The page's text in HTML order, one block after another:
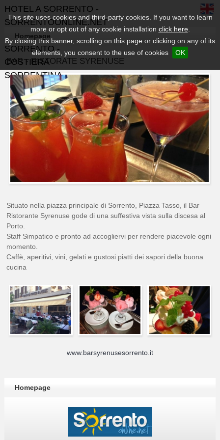
This site uses cookies and third-party cookies. If you want to learn
more or opt out of any cookie installation click here.
By closing this banner, scrolling on this page or clicking on any of its
elements, you consent to the use of cookies
OK
HOTEL A SORRENTO -
SORRENTOONLINE.NET
- GUIDA TURISTICA DI
SORRENTO -
COSTIERA
SORRENTINA
Homepage
BAR - RISTORATE SYRENUSE
Situato nella piazza principale di Sorrento, Piazza Tasso, il Bar
Ristorante Syrenuse gode di una suffestiva vista sulla discesa al
Porto.
Staff Simpatico e pronto ad accogliervi per rendere piacevole ogni
momento.
Caffè, aperitivi, vini, gelati e gustosi piatti dei sapori della buona
cucina
www.barsyrenusesorrento.it
Homepage